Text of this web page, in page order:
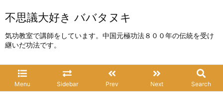
不思議大好き ババタヌキ
気功教室で講師をしています。中国元極功法８００年の伝統を受け
継いだ功法です。
Menu Sidebar Prev Next Search